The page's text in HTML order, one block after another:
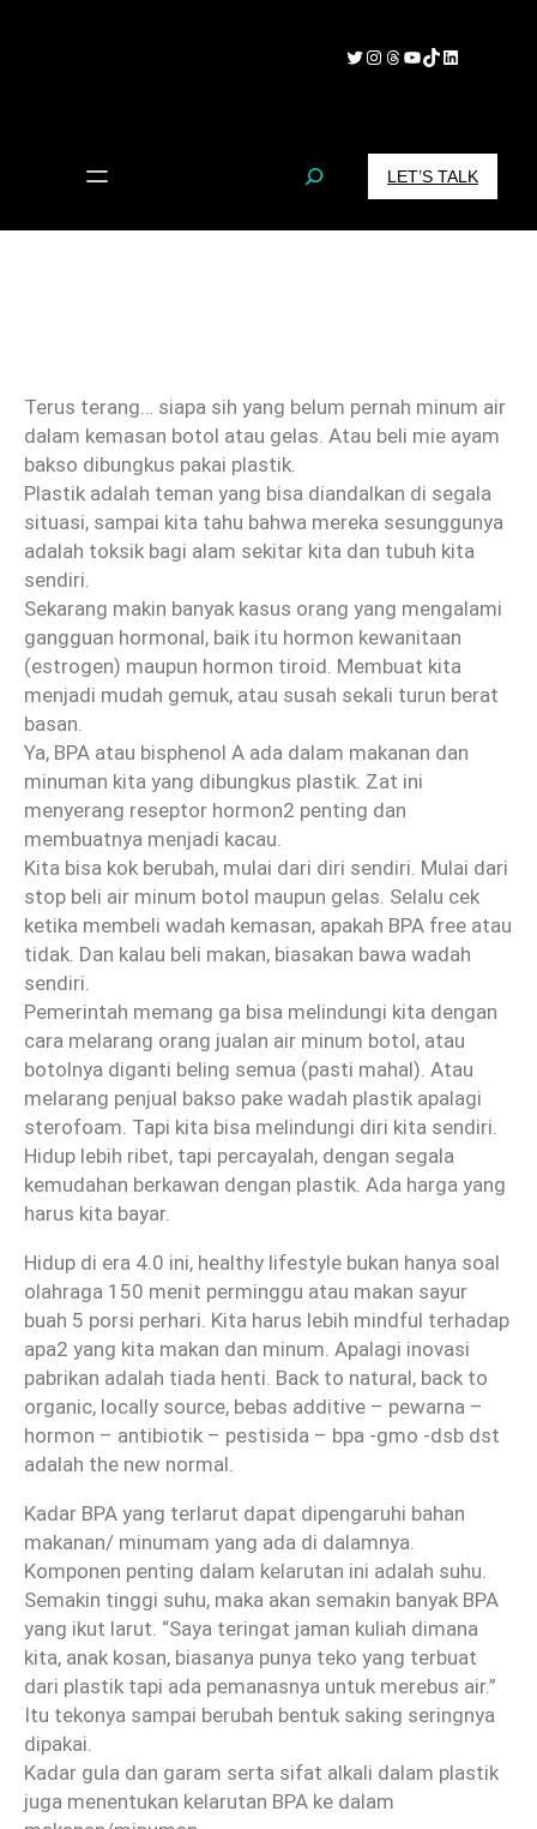
Twitter Instagram Threads YouTube TikTok LinkedIn
S
e
LET’S TALK
Terus terang… siapa sih yang belum pernah minum air
dalam kemasan botol atau gelas. Atau beli mie ayam
bakso dibungkus pakai plastik.
Plastik adalah teman yang bisa diandalkan di segala
situasi, sampai kita tahu bahwa mereka sesunggunya
adalah toksik bagi alam sekitar kita dan tubuh kita
sendiri.
Sekarang makin banyak kasus orang yang mengalami
gangguan hormonal, baik itu hormon kewanitaan
(estrogen) maupun hormon tiroid. Membuat kita
menjadi mudah gemuk, atau susah sekali turun berat
basan.
Ya, BPA atau bisphenol A ada dalam makanan dan
minuman kita yang dibungkus plastik. Zat ini
menyerang reseptor hormon2 penting dan
membuatnya menjadi kacau.
Kita bisa kok berubah, mulai dari diri sendiri. Mulai dari
stop beli air minum botol maupun gelas. Selalu cek
ketika membeli wadah kemasan, apakah BPA free atau
tidak. Dan kalau beli makan, biasakan bawa wadah
sendiri.
Pemerintah memang ga bisa melindungi kita dengan
cara melarang orang jualan air minum botol, atau
botolnya diganti beling semua (pasti mahal). Atau
melarang penjual bakso pake wadah plastik apalagi
sterofoam. Tapi kita bisa melindungi diri kita sendiri.
Hidup lebih ribet, tapi percayalah, dengan segala
kemudahan berkawan dengan plastik. Ada harga yang
harus kita bayar.
Hidup di era 4.0 ini, healthy lifestyle bukan hanya soal
olahraga 150 menit perminggu atau makan sayur
buah 5 porsi perhari. Kita harus lebih mindful terhadap
apa2 yang kita makan dan minum. Apalagi inovasi
pabrikan adalah tiada henti. Back to natural, back to
organic, locally source, bebas additive – pewarna –
hormon – antibiotik – pestisida – bpa -gmo -dsb dst
adalah the new normal.
Kadar BPA yang terlarut dapat dipengaruhi bahan
makanan/ minumam yang ada di dalamnya.
Komponen penting dalam kelarutan ini adalah suhu.
Semakin tinggi suhu, maka akan semakin banyak BPA
yang ikut larut. “Saya teringat jaman kuliah dimana
kita, anak kosan, biasanya punya teko yang terbuat
dari plastik tapi ada pemanasnya untuk merebus air.”
Itu tekonya sampai berubah bentuk saking seringnya
dipakai.
Kadar gula dan garam serta sifat alkali dalam plastik
juga menentukan kelarutan BPA ke dalam